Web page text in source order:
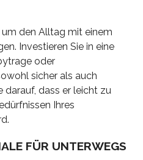
den Alltag mit einem
Investieren Sie in eine
oder
sicher als auch
darauf, dass er leicht zu
Ihres
FÜR UNTERWEGS